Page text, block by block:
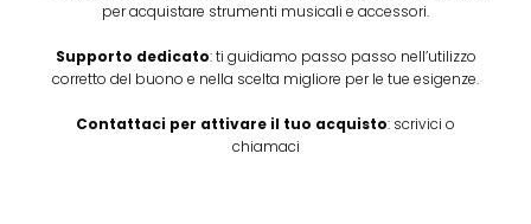
per acquistare strumenti musicali e accessori.
Supporto dedicato: ti guidiamo passo passo nell’utilizzo
corretto del buono e nella scelta migliore per le tue esigenze.
Contattaci per attivare il tuo acquisto: scrivici o
chiamaci